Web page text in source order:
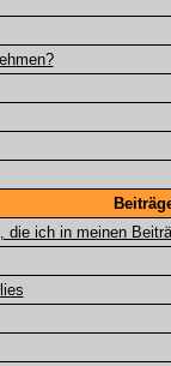
ich in meinen